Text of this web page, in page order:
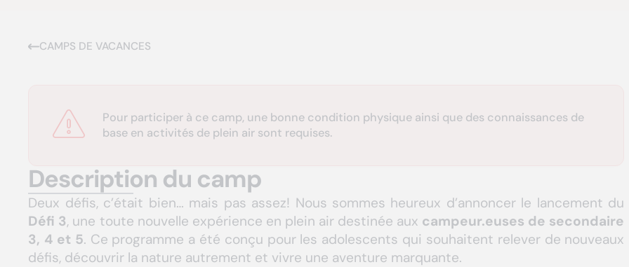
CAMPS DE VACANCES
Pour participer à ce camp, une bonne condition physique ainsi que des connaissances de
base en activités de plein air sont requises.
Description du camp
Deux défis, c’était bien… mais pas assez! Nous sommes heureux d’annoncer le lancement du
Défi 3, une toute nouvelle expérience en plein air destinée aux campeur.euses de secondaire
3, 4 et 5. Ce programme a été conçu pour les adolescents qui souhaitent relever de nouveaux
défis, découvrir la nature autrement et vivre une aventure marquante.